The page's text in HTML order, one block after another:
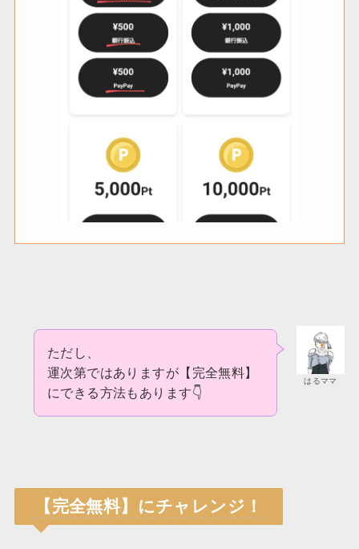
はるママ
ただし、
運次第ではありますが【完全無料】
にできる方法もあります👇
【完全無料】にチャレンジ！